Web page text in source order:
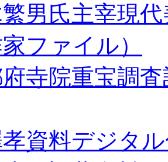
男氏主宰現
家ファイル）
寺院重宝調
資料デジタ